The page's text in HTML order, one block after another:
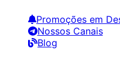
Promoções em
Nossos Canais
Blog